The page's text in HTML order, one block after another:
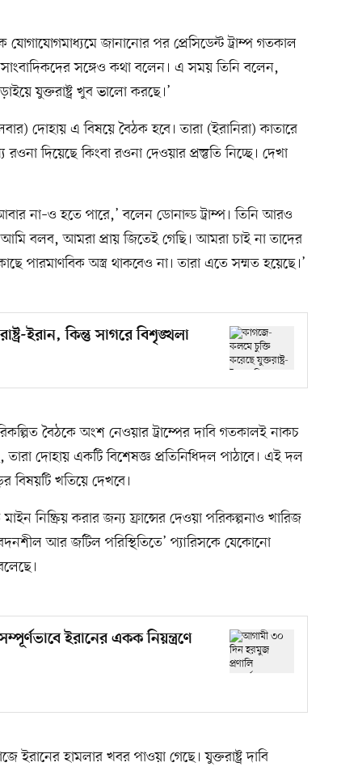
যোগাযোগমাধ্যমে জানানোর পর প্রেসিডেন্ট ট্রাম্প গতকাল
সঙ্গেও কথা বলেন। এ সময় তিনি বলেন,
যুক্তরাষ্ট্র খুব ভালো করছে।’
দোহায় এ বিষয়ে বৈঠক হবে। তারা (ইরানিরা) কাতারে
দিয়েছে কিংবা রওনা দেওয়ার প্রস্তুতি নিচ্ছে। দেখা
না–ও হতে পারে,’ বলেন ডোনাল্ড ট্রাম্প। তিনি আরও
বলব, আমরা প্রায় জিতেই গেছি। আমরা চাই না তাদের
পারমাণবিক অস্ত্র থাকবেও না। তারা এতে সম্মত হয়েছে।’
ইরান, কিন্তু সাগরে বিশৃঙ্খলা
বৈঠকে অংশ নেওয়ার ট্রাম্পের দাবি গতকালই নাকচ
তারা দোহায় একটি বিশেষজ্ঞ প্রতিনিধিদল পাঠাবে। এই দল
বিষয়টি খতিয়ে দেখবে।
নিষ্ক্রিয় করার জন্য ফ্রান্সের দেওয়া পরিকল্পনাও খারিজ
আর জটিল পরিস্থিতিতে’ প্যারিসকে যেকোনো
ইরানের একক নিয়ন্ত্রণে
হামলার খবর পাওয়া গেছে। যুক্তরাষ্ট্র দাবি